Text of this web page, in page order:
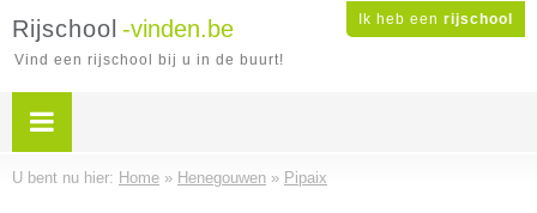
Ik heb een rijschool
Rijschool -vinden.be
Vind een rijschool bij u in de buurt!
U bent nu hier: Home » Henegouwen » Pipaix